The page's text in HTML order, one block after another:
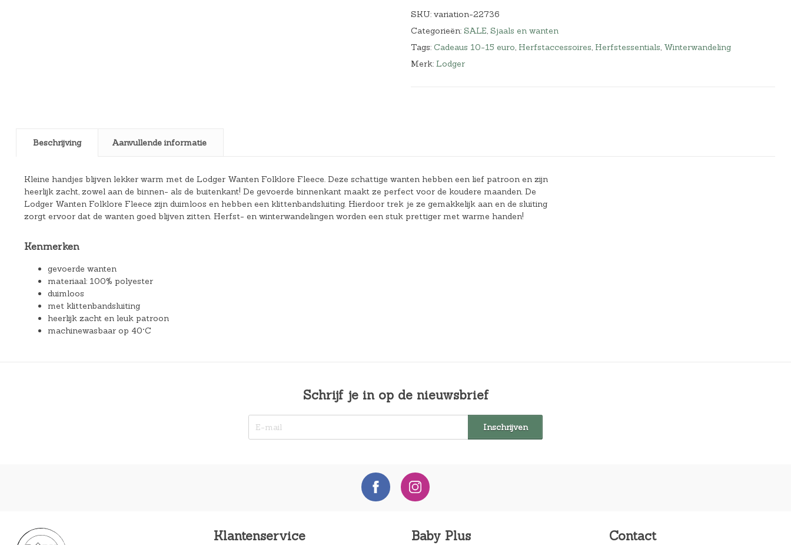
SKU: variation-22736
Categorieën: SALE, Sjaals en wanten
Tags: Cadeaus 10-15 euro, Herfstaccessoires, Herfstessentials, Winterwandeling
Merk: Lodger
Beschrijving Aanvullende informatie
Kleine handjes blijven lekker warm met de Lodger Wanten Folklore Fleece. Deze schattige wanten hebben een lief patroon en zijn
heerlijk zacht, zowel aan de binnen- als de buitenkant! De gevoerde binnenkant maakt ze perfect voor de koudere maanden. De
Lodger Wanten Folklore Fleece zijn duimloos en hebben een klittenbandsluiting. Hierdoor trek je ze gemakkelijk aan en de sluiting
zorgt ervoor dat de wanten goed blijven zitten. Herfst- en winterwandelingen worden een stuk prettiger met warme handen!
Kenmerken
gevoerde wanten
materiaal: 100% polyester
duimloos
met klittenbandsluiting
heerlijk zacht en leuk patroon
machinewasbaar op 40°C
Schrijf je in op de nieuwsbrief
Klantenservice Baby Plus Contact